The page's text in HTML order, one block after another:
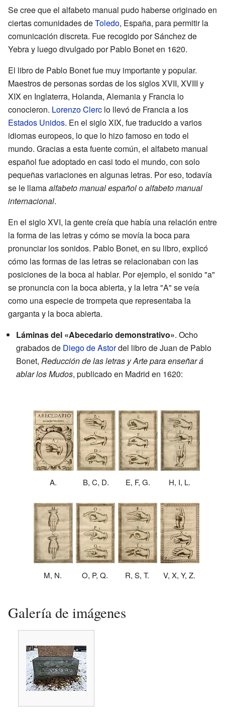
Se cree que el alfabeto manual pudo haberse originado en
ciertas comunidades deToledo, España, para permitir la
comunicación discreta. Fue recogido por Sánchez de
Yebra y luego divulgado por Pablo Bonet en 1620.
El libro de Pablo Bonet fue muy importante y popular.
Maestros de personas sordas de los siglos XVII, XVIII y
XIX en Inglaterra, Holanda, Alemania y Francia lo
conocieron. Lorenzo Clerc lo llevó de Francia a los
Estados Unidos. En el siglo XIX, fue traducido a varios
idiomas europeos, lo que lo hizo famoso en todo el
mundo. Gracias a esta fuente común, el alfabeto manual
español fue adoptado en casi todo el mundo, con solo
pequeñas variaciones en algunas letras. Por eso, todavía
se le llamaalfabeto manual españoloalfabeto manual
internacional.
En el siglo XVI, la gente creía que había una relación entre
la forma de las letras y cómo se movía la boca para
pronunciar los sonidos. Pablo Bonet, en su libro, explicó
cómo las formas de las letras se relacionaban con las
posiciones de la boca al hablar. Por ejemplo, el sonido "a"
se pronuncia con la boca abierta, y la letra "A" se veía
como una especie de trompeta que representaba la
garganta y la boca abierta.
Láminas del «Abecedario demonstrativo». Ocho
grabados de Diego de Astordel libro de Juan de Pablo
Bonet, Reducción de las letras y Arte para enseñar á
ablar los Mudos, publicado en Madrid en 1620:
A. B, C, D. E, F, G. H, I, L.
M, N. O, P, Q. R, S, T. V, X, Y, Z.
Galería de imágenes